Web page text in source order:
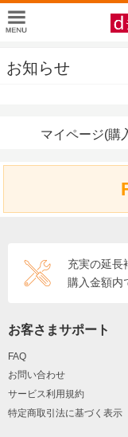
お知らせ
マイページ(購
充実の延長
購入金額内
お客さまサポート
FAQ
お問い合わせ
サービス利用規約
特定商取引法に基づく表示